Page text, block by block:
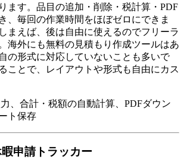
ます。品目の追加・削除・税計算・PDF
、毎回の作業時間をほぼゼロにできま
まえば、後は自由に使えるのでフリーラ
海外にも無料の見積もり作成ツールはあ
の形式に対応していないことも多いで
ことで、レイアウトや形式も自由にカス
、合計・税額の自動計算、PDFダウン
ト保存
申請トラッカー